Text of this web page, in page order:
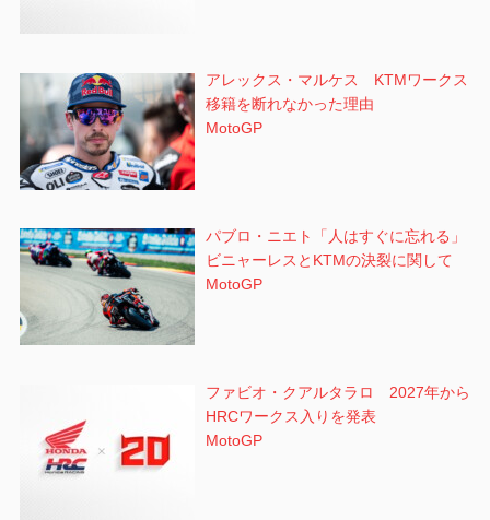
アレックス・マルケス KTMワークス
移籍を断れなかった理由
MotoGP
パブロ・ニエト「人はすぐに忘れる」
ビニャーレスとKTMの決裂に関して
MotoGP
ファビオ・クアルタラロ 2027年から
HRCワークス入りを発表
MotoGP